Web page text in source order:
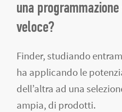
una
veloce?
Finder, studiando
ha applicando le
dell’altra ad una
ampia, di prodotti.